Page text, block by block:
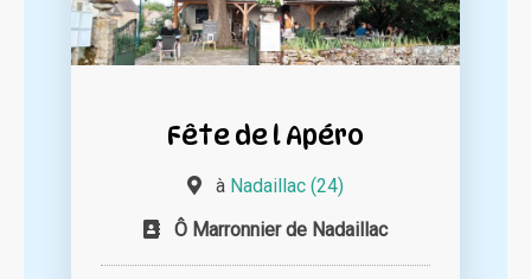
Fête de l Apéro
à Nadaillac (24)
Ô Marronnier de Nadaillac